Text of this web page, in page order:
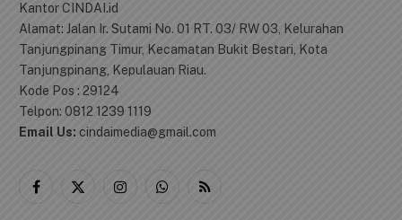
Kantor CINDAI.id
Alamat: Jalan Ir. Sutami No. 01 RT. 03/ RW 03, Kelurahan
Tanjungpinang Timur, Kecamatan Bukit Bestari, Kota
Tanjungpinang, Kepulauan Riau.
Kode Pos : 29124
Telpon: 0812 1239 1119
Email Us: cindaimedia@gmail.com
Facebook
X
InstagramWhatsApp
RSS